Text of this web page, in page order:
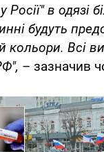
в одязі
будуть
кольори. Всі
– зазначив